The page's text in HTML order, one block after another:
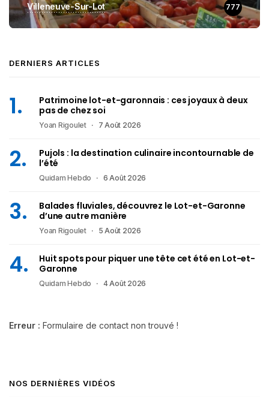
Villeneuve-Sur-Lot 777
DERNIERS ARTICLES
Patrimoine lot-et-garonnais : ces joyaux à deux
pas de chez soi
Yoan Rigoulet 7 Août 2026
Pujols : la destination culinaire incontournable de
l’été
Quidam Hebdo 6 Août 2026
Balades fluviales, découvrez le Lot-et-Garonne
d’une autre manière
Yoan Rigoulet 5 Août 2026
Huit spots pour piquer une tête cet été en Lot-et-
Garonne
Quidam Hebdo 4 Août 2026
Erreur : Formulaire de contact non trouvé !
NOS DERNIÈRES VIDÉOS